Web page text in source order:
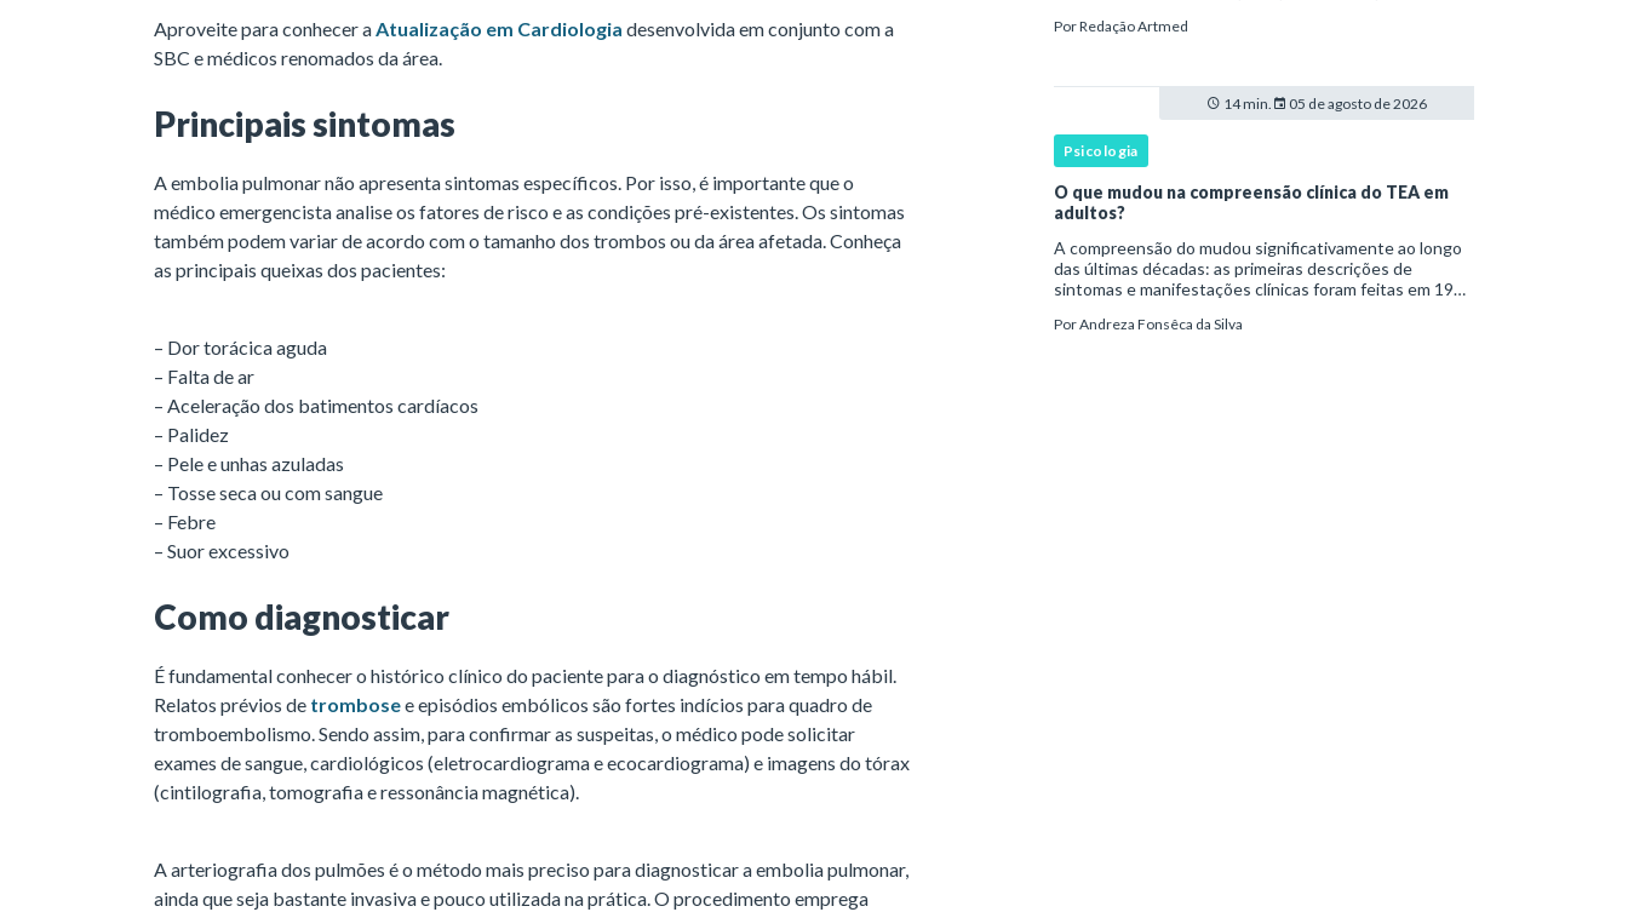
Aproveite para conhecer aAtualização em Cardiologia desenvolvida em conjunto com a
SBC e médicos renomados da área.
Principais sintomas
A embolia pulmonar não apresenta sintomas específicos. Por isso, é importante que o
médico emergencista analise os fatores de risco e as condições pré-existentes. Os sintomas
também podem variar de acordo com o tamanho dos trombos ou da área afetada. Conheça
as principais queixas dos pacientes:
– Dor torácica aguda
– Falta de ar
– Aceleração dos batimentos cardíacos
– Palidez
– Pele e unhas azuladas
– Tosse seca ou com sangue
– Febre
– Suor excessivo
Como diagnosticar
É fundamental conhecer o histórico clínico do paciente para o diagnóstico em tempo hábil.
Relatos prévios de trombosee episódios embólicos são fortes indícios para quadro de
tromboembolismo. Sendo assim, para confirmar as suspeitas, o médico pode solicitar
exames de sangue, cardiológicos (eletrocardiograma e ecocardiograma) e imagens do tórax
(cintilografia, tomografia e ressonância magnética).
A arteriografia dos pulmões é o método mais preciso para diagnosticar a embolia pulmonar,
ainda que seja bastante invasiva e pouco utilizada na prática. O procedimento emprega
para ser reconhecido como um transtorno do des
PorRedação Artmed
14 min. 05 de agosto de 2026
Psicologia
O que mudou na compreensão clínica do TEA em
adultos?
A compreensão do mudou significativamente ao longo
das últimas décadas: as primeiras descrições de
sintomas e manifestações clínicas foram feitas em 1943
da observação de crianças com dificuldad
PorAndreza Fonsêca da Silva